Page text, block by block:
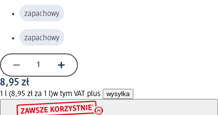
zapachowy
zapachowy
8,95 zł
1 l (8,95 zł za 1 l)w tym VAT plus wysyłka